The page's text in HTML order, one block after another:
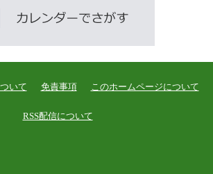
いて 免責事項 このホームページについて
RSS配信について